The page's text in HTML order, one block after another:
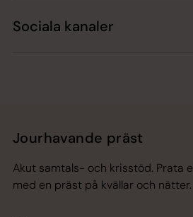
Sociala kanaler
Jourhavande präst
Akut samtals- och krisstöd. Prata
med en präst på kvällar och nätter.